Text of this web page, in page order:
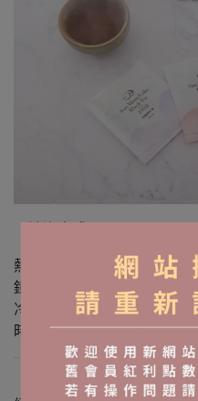
熱泡：將茶包置於杯中、注
鐘，取出茶包後即可飲用。
冷泡：將茶包放入約600c.c.
時，即可飲用。
【台茶18號-紅玉】「茶及